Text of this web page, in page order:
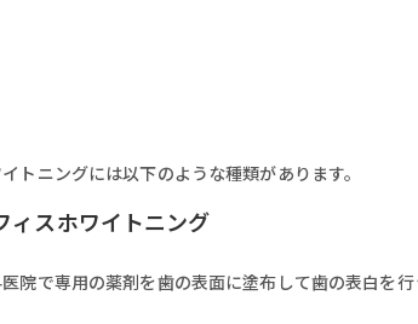
トニングには以下のような種類があります。
ィスホワイトニング
院で専用の薬剤を歯の表面に塗布して歯の表白を